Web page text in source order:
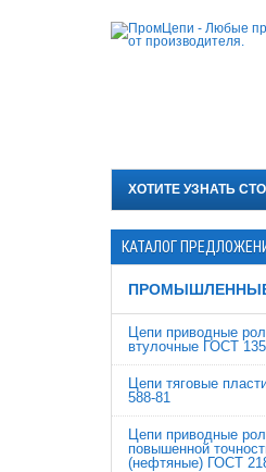
ХОТИТЕ УЗНАТЬ
КАТАЛОГ
Цепи приводные
втулочные ГОСТ
Цепи тяговые
588-81
Цепи приводные
повышенной
(нефтяные) ГОСТ